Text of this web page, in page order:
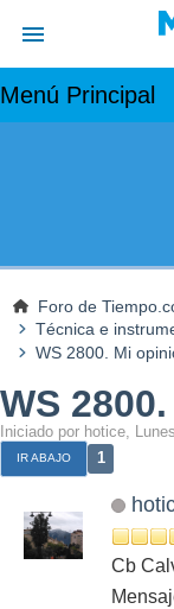
Menú Principal
Foro de
Técnica e
WS 2800. Mi
WS
Iniciado por hotice,
IR ABAJO 1
Cb